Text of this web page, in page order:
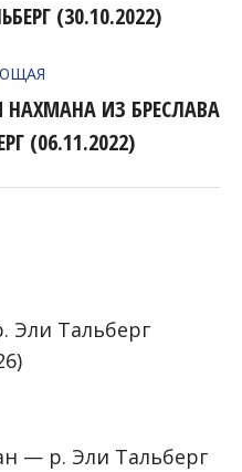
(30.10.2022)
НАХМАНА ИЗ БРЕСЛАВА
(06.11.2022)
Эли Тальберг
— р. Эли Тальберг